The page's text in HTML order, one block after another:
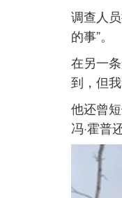
调查人
的事”。
在另一
到，但我
他还曾
冯·霍普